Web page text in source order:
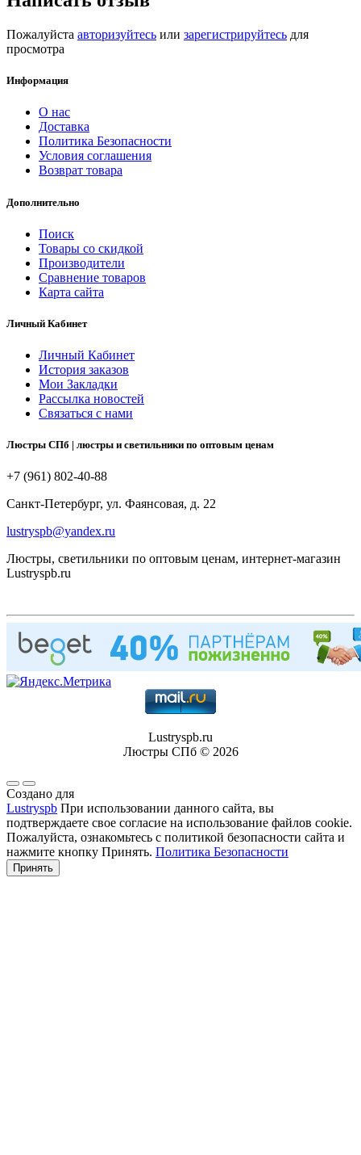
Пожалуйста авторизуйтесь или зарегистрируйтесь для
просмотра
Информация
О нас
Доставка
Политика Безопасности
Условия соглашения
Возврат товара
Дополнительно
Поиск
Товары со скидкой
Производители
Сравнение товаров
Карта сайта
Личный Кабинет
Личный Кабинет
История заказов
Мои Закладки
Рассылка новостей
Связаться с нами
Люстры СПб | люстры и светильники по оптовым ценам
+7 (961) 802-40-88
Санкт-Петербург, ул. Фаянсовая, д. 22
lustryspb@yandex.ru
Люстры, светильники по оптовым ценам, интернет-магазин
Lustryspb.ru
Lustryspb.ru
Люстры СПб © 2026
Создано для
Lustryspb При использовании данного сайта, вы
подтверждаете свое согласие на использование файлов cookie.
Пожалуйста, ознакомьтесь с политикой безопасности сайта и
нажмите кнопку Принять. Политика Безопасности
Принять